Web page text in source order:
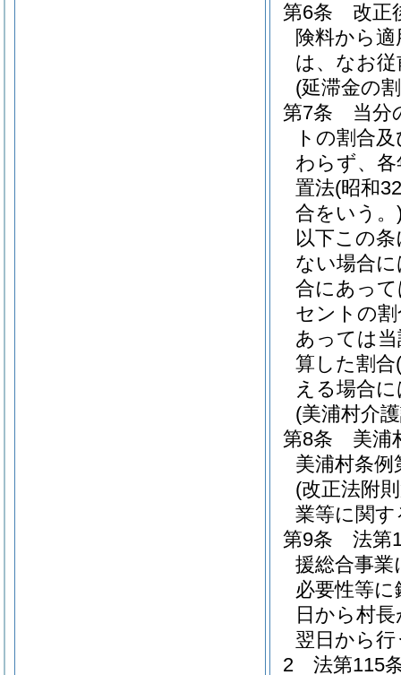
第6条
改正
険料から
は、なお
(延滞金の
第7条
当分
トの割合
わらず、
置法(昭和
合をいう。
以下この
ない場合
合にあっ
セントの
あっては
算した割合
える場合
(美浦村介
第8条
美浦
美浦村条例
(改正法附
業等に関
第9条
法第
援総合事
必要性等
日から村
翌日から
2
法第115